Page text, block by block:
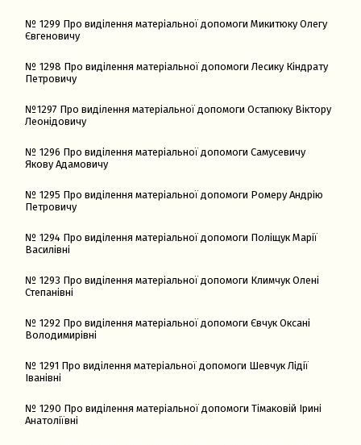
№ 1299 Про виділення матеріальної допомоги Микитюку Олегу
Євгеновичу
№ 1298 Про виділення матеріальної допомоги Лесику Кіндрату
Петровичу
№1297 Про виділення матеріальної допомоги Остапюку Віктору
Леонідовичу
№ 1296 Про виділення матеріальної допомоги Самусевичу
Якову Адамовичу
№ 1295 Про виділення матеріальної допомоги Ромеру Андрію
Петровичу
№ 1294 Про виділення матеріальної допомоги Поліщук Марії
Василівні
№ 1293 Про виділення матеріальної допомоги Климчук Олені
Степанівні
№ 1292 Про виділення матеріальної допомоги Євчук Оксані
Володимирівні
№ 1291 Про виділення матеріальної допомоги Шевчук Лідії
Іванівні
№ 1290 Про виділення матеріальної допомоги Тімаковій Ірині
Анатоліївні